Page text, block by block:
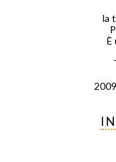
la
È
I